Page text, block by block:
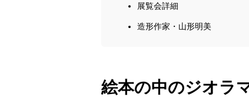
展覧会詳細
造形作家・山形明美
絵本の中のジオラ